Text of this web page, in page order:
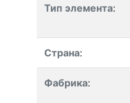
Тип элемента:
Страна:
Фабрика: